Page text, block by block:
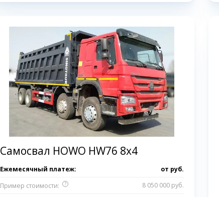
Самосвал HOWO HW76 8x4
Ежемесячный платеж: от руб.
Пример стоимости:
?
8 050 000 руб.